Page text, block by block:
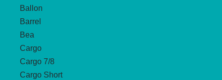
Ballon
Barrel
Bea
Cargo
Cargo 7/8
Cargo Short